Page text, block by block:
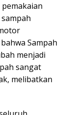
Sampah
menjadi
sangat
melibatkan